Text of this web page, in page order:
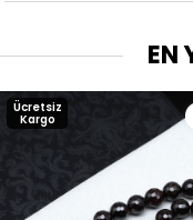
EN
Ücretsiz
Kargo